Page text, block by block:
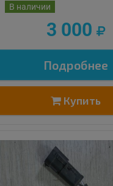
В наличии
3 000
Подробнее
Купить